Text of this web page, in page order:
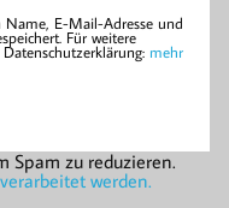
Name, E-Mail-Adresse und
Für weitere
mehr
Spam zu reduzieren.
werden.